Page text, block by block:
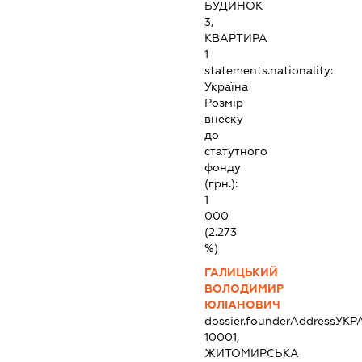
БУДИНОК
3,
КВАРТИРА
1
statements.nationality:
Україна
Розмір
внеску
до
статутного
фонду
(грн.):
1
000
(2.273
%)
ГАЛИЦЬКИЙ
ВОЛОДИМИР
ЮЛІАНОВИЧ
dossier.founderAddress
10001,
ЖИТОМИРСЬКА